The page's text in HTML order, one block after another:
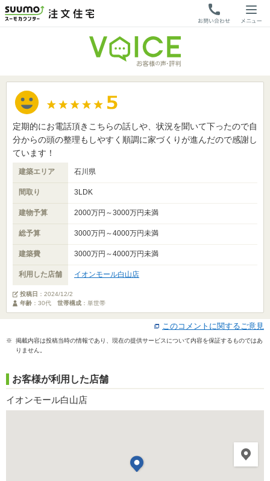
定期的にお電話頂きこちらの話しや、状況を聞いて下ったので自
分からの頭の整理もしやすく順調に家づくりが進んだので感謝し
ています！
建築エリア 石川県
間取り 3LDK
建物予算 2000万円～3000万円未満
総予算 3000万円～4000万円未満
建築費 3000万円～4000万円未満
利用した店舗 イオンモール白山店
投稿日 ： 2024/12/2
年齢 ：30代 世帯構成 ：単世帯
このコメントに関するご意見
※ 掲載内容は投稿当時の情報であり、現在の提供サービスについて内容を保証するものではあ
りません。
お客様が利用した店舗
イオンモール白山店